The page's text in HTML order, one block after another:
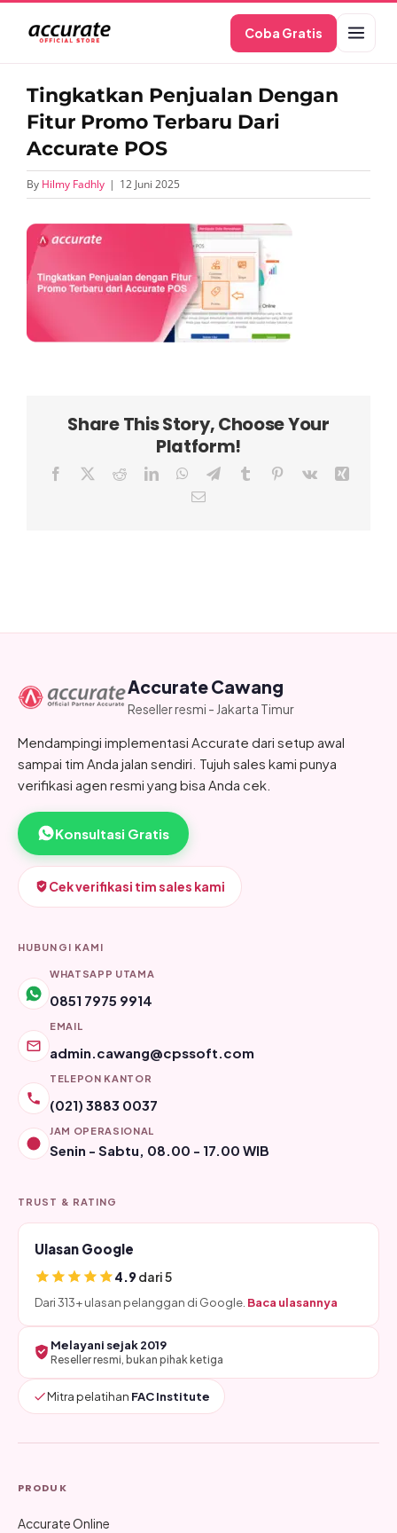
content
Coba Gratis
Tingkatkan Penjualan Dengan
Fitur Promo Terbaru Dari
Accurate POS
By Hilmy Fadhly | 12 Juni 2025
Share This Story, Choose Your
Platform!
Facebook RedditLinkedInWhatsApp
TelegramTumblr Pinterest
Vk
Email
Accurate Cawang
Reseller resmi - Jakarta Timur
Mendampingi implementasi Accurate dari setup awal
sampai tim Anda jalan sendiri. Tujuh sales kami punya
verifikasi agen resmi yang bisa Anda cek.
Konsultasi Gratis
Cek verifikasi tim sales kami
HUBUNGI KAMI
WHATSAPP UTAMA
0851 7975 9914
EMAIL
admin.cawang@cpssoft.com
TELEPON KANTOR
(021) 3883 0037
JAM OPERASIONAL
Senin - Sabtu, 08.00 - 17.00 WIB
TRUST & RATING
Ulasan Google
4.9dari 5
Dari 313+ ulasan pelanggan di Google. Baca ulasannya
Melayani sejak 2019
Reseller resmi, bukan pihak ketiga
Mitra pelatihan FAC Institute
PRODUK
Accurate Online